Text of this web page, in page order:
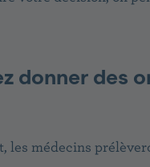
donner des
les médecins